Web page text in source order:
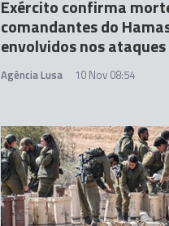
Exército confirma
comandantes do
envolvidos nos ataques
Agência Lusa 10 Nov 08:54